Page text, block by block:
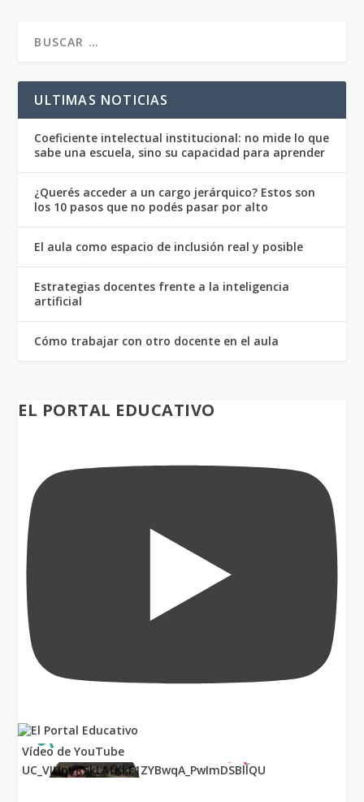
ULTIMAS NOTICIAS
Coeficiente intelectual institucional: no mide lo que
sabe una escuela, sino su capacidad para aprender
¿Querés acceder a un cargo jerárquico? Estos son
los 10 pasos que no podés pasar por alto
El aula como espacio de inclusión real y posible
Estrategias docentes frente a la inteligencia
artificial
Cómo trabajar con otro docente en el aula
EL PORTAL EDUCATIVO
Vídeo de YouTube
UC_VIUnVRSkLAfKkF1ZYBwqA_PwImDSBllQU